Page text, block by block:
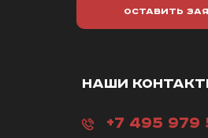
ОСТАВИТЬ
НАШИ
+7 495 979